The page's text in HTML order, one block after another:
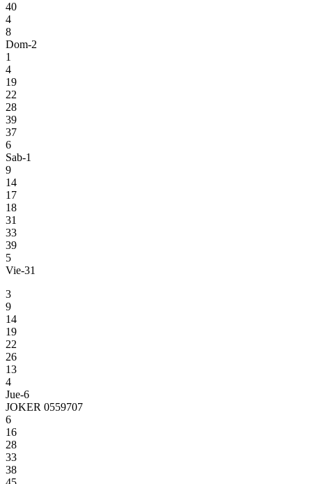
40
4
8
Dom-2
1
4
19
22
28
39
37
6
Sab-1
9
14
17
18
31
33
39
5
Vie-31
3
9
14
19
22
26
13
4
Jue-6
JOKER 0559707
6
16
28
33
38